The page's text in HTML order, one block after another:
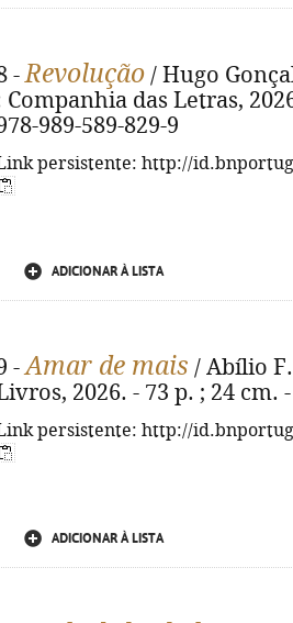
-Revolução / Hugo
Companhia das Letras,
989-589-829-9
persistente: http://
ADICIONAR À LISTA
-Amar de mais / Abílio
2026. - 73 p. ; 24 cm.
persistente: http://
ADICIONAR À LISTA